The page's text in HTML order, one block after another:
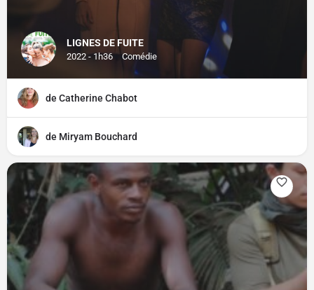
LIGNES DE FUITE
2022 - 1h36 Comédie
de Catherine Chabot
de Miryam Bouchard